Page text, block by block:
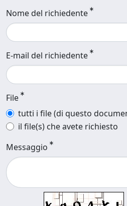
Nome del richiedente
E-mail del richiedente
File
tutti i file (di questo
il file(s) che avete richiesto
Messaggio